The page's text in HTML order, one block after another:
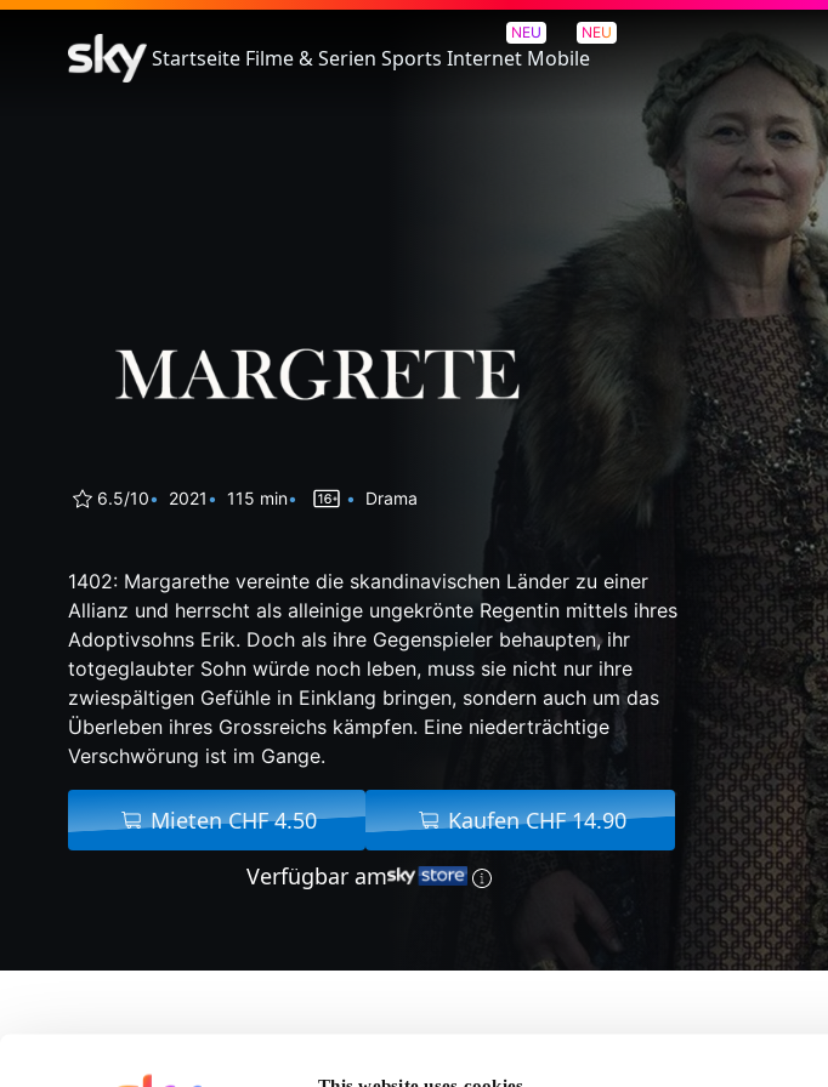
Startseite Filme & Serien Sports
NEU
Internet
NEU
Mobile
Die Königin des Nordens
6.5/10 2021 115 min Drama
1402: Margarethe vereinte die skandinavischen Länder zu einer
Allianz und herrscht als alleinige ungekrönte Regentin mittels ihres
Adoptivsohns Erik. Doch als ihre Gegenspieler behaupten, ihr
totgeglaubter Sohn würde noch leben, muss sie nicht nur ihre
zwiespältigen Gefühle in Einklang bringen, sondern auch um das
Überleben ihres Grossreichs kämpfen. Eine niederträchtige
Verschwörung ist im Gange.
Mieten CHF 4.50
Kaufen CHF 14.90
Verfügbar am